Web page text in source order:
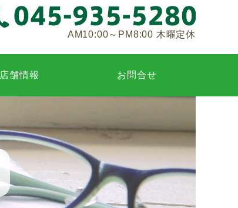
AM10:00～PM8:00 木曜定休
店舗情報 お問合せ